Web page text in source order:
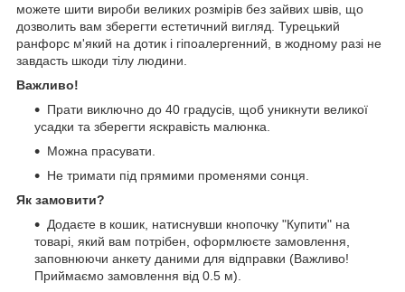
можете шити вироби великих розмірів без зайвих швів, що
дозволить вам зберегти естетичний вигляд. Турецький
ранфорс м'який на дотик і гіпоалергенний, в жодному разі не
завдасть шкоди тілу людини.
Важливо!
Прати виключно до 40 градусів, щоб уникнути великої
усадки та зберегти яскравість малюнка.
Можна прасувати.
Не тримати під прямими променями сонця.
Як замовити?
Додаєте в кошик, натиснувши кнопочку "Купити" на
товарі, який вам потрібен, оформлюєте замовлення,
заповнюючи анкету даними для відправки (Важливо!
Приймаємо замовлення від 0.5 м).